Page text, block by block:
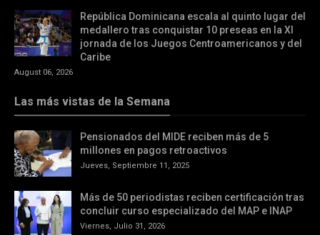
República Dominicana escala al quinto lugar del
medallero tras conquistar 10 preseas en la XI
jornada de los Juegos Centroamericanos y del
Caribe
August 06, 2026
Las más vistas de la Semana
Pensionados del MIDE reciben más de 5
millones en pagos retroactivos
Jueves, Septiembre 11, 2025
Más de 50 periodistas reciben certificación tras
concluir curso especializado del MAP e INAP
Viernes, Julio 31, 2026